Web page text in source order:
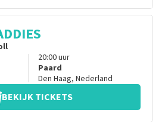
20:00uur
Paard
Den Haag, Nederland
BEKIJK TICKETS